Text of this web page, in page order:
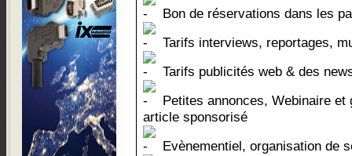
Bon de réservations dans les
Tarifs interviews, reportages,
Tarifs publicités web & des
Petites annonces, Webinaire
article sponsorisé
Evènementiel, organisation de